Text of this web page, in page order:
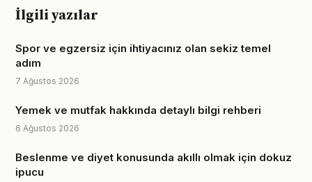
İlgili yazılar
Spor ve egzersiz için ihtiyacınız olan sekiz temel
adım
7 Ağustos 2026
Yemek ve mutfak hakkında detaylı bilgi rehberi
6 Ağustos 2026
Beslenme ve diyet konusunda akıllı olmak için dokuz
ipucu